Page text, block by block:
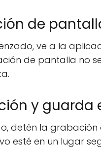
de
ve a la
de pantalla no
y guarda
detén la
esté en un lugar